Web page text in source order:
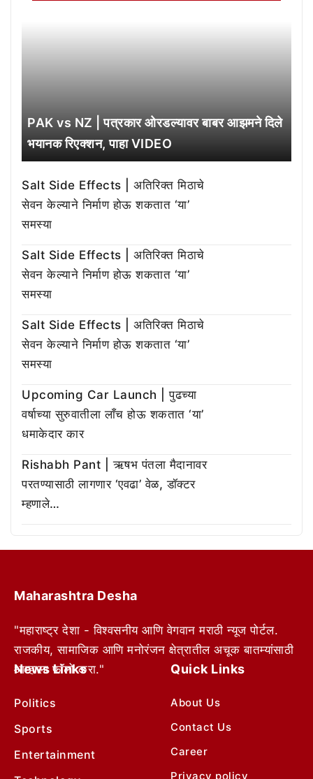
PAK vs NZ | पत्रकार ओरडल्यावर बाबर आझमने दिले
भयानक रिएक्शन, पाहा VIDEO
Salt Side Effects | अतिरिक्त मिठाचे
सेवन केल्याने निर्माण होऊ शकतात ‘या’
समस्या
Salt Side Effects | अतिरिक्त मिठाचे
सेवन केल्याने निर्माण होऊ शकतात ‘या’
समस्या
Salt Side Effects | अतिरिक्त मिठाचे
सेवन केल्याने निर्माण होऊ शकतात ‘या’
समस्या
Upcoming Car Launch | पुढच्या
वर्षाच्या सुरुवातीला लाँच होऊ शकतात ‘या’
धमाकेदार कार
Rishabh Pant | ऋषभ पंतला मैदानावर
परतण्यासाठी लागणार ‘एवढा’ वेळ, डॉक्टर
म्हणाले…
Maharashtra Desha
"महाराष्ट्र देशा - विश्वसनीय आणि वेगवान मराठी न्यूज पोर्टल.
राजकीय, सामाजिक आणि मनोरंजन क्षेत्रातील अचूक बातम्यांसाठी
आम्हाला फॉलो करा."
News Links
Politics
Sports
Entertainment
Quick Links
About Us
Contact Us
Career
Privacy policy